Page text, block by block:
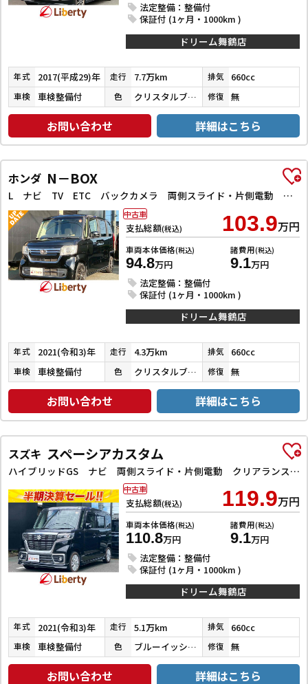
法定整備：整備付
保証付 (1ヶ月・1000km )
ドリーム舞鶴店
年式 2017(平成29)年 走行 7.7万km 排気 660cc
車検 車検整備付 色 クリスタルブラックパール 修復 無
お問い合わせ 詳細はこちら
ホンダ N－BOX
L ナビ TV ETC バックカメラ 両側スライド・片側電動 クリアランスソナー オートクルーズコントロール レーンアシスト 衝突被害軽減システム オートライト LEDヘッドランプ スマートキー
支払総額(税込) 103.9万円
車両本体価格(税込)
94.8万円
諸費用(税込)
9.1万円
法定整備：整備付
保証付 (1ヶ月・1000km )
中古車
ドリーム舞鶴店
年式 2021(令和3)年 走行 4.3万km 排気 660cc
車検 車検整備付 色 クリスタルブラックパール 修復 無
お問い合わせ 詳細はこちら
スズキ スペーシアカスタム
ハイブリッドGS ナビ 両側スライド・片側電動 クリアランスソナー オートクルーズコントロール レーンアシスト 衝突被害軽減システム オートライト スマートキー アイドリングストップ 電動格納ミラー シートヒーター
支払総額(税込) 119.9万円
車両本体価格(税込)
110.8万円
諸費用(税込)
9.1万円
法定整備：整備付
保証付 (1ヶ月・1000km )
中古車
ドリーム舞鶴店
年式 2021(令和3)年 走行 5.1万km 排気 660cc
車検 車検整備付 色 ブルーイッシュブラックパール３ 修復 無
お問い合わせ 詳細はこちら